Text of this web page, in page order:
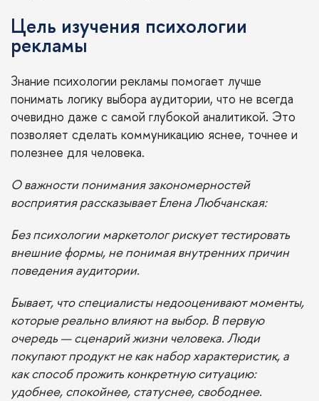
Цель изучения психологии
рекламы
Знание психологии рекламы помогает лучше
понимать логику выбора аудитории, что не всегда
очевидно даже с самой глубокой аналитикой. Это
позволяет сделать коммуникацию яснее, точнее и
полезнее для человека.
О важности понимания закономерностей
восприятия рассказывает Елена Любчанская:
Без психологии маркетолог рискует тестировать
внешние формы, не понимая внутренних причин
поведения аудитории.
Бывает, что специалисты недооценивают моменты,
которые реально влияют на выбор. В первую
очередь — сценарий жизни человека. Люди
покупают продукт не как набор характеристик, а
как способ прожить конкретную ситуацию:
удобнее, спокойнее, статуснее, свободнее.